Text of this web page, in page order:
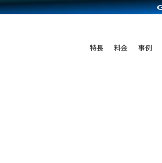
特長 料金 事例
雑貨販売
料金シミュレーション